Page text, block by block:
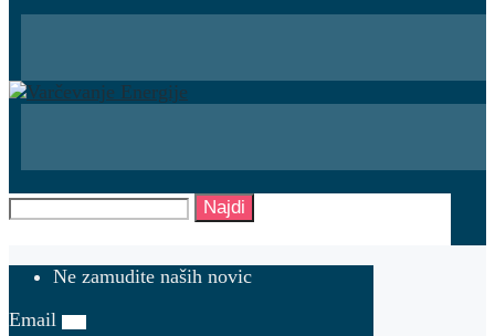
Najdi
Ne zamudite naših novic
Email